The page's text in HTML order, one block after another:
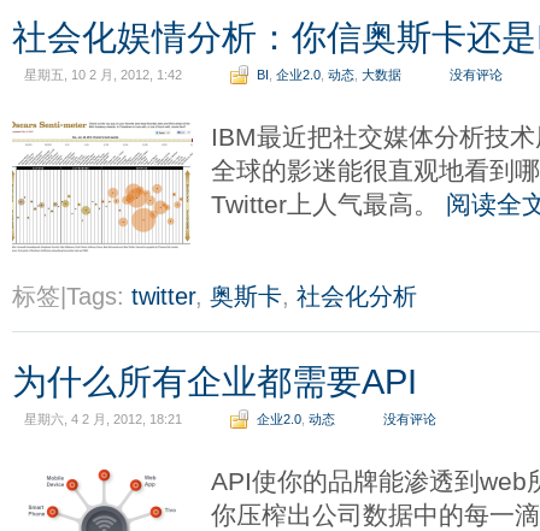
社会化娱情分析：你信奥斯卡还
星期五, 10 2 月, 2012, 1:42 BI 企业2.0 动态 大数据 没有评论
IBM最近把社交媒体分析技
全球的影迷能很直观地看到
Twitter上人气最高。 阅读全
标签|Tags: twitter, 奥斯卡, 社会化分析
为什么所有企业都需要API
星期六, 4 2 月, 2012, 18:21 企业2.0 动态 没有评论
API使你的品牌能渗透到web
你压榨出公司数据中的每一